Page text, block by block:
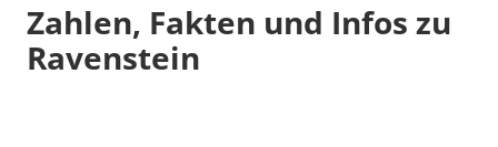
Zahlen, Fakten und Infos zu
Ravenstein